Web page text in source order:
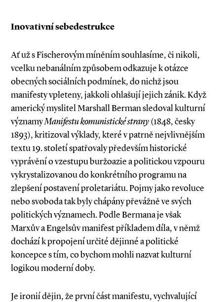
Inovativní sebedestrukce
Ať už s Fischerovým míněním souhlasíme, či nikoli,
vcelku nebanálním způsobem odkazuje k otázce
obecných sociálních podmínek, do nichž jsou
manifesty vpleteny, jakkoli ohlašují jejich zánik. Když
americký myslitel Mar­shall Berman sledoval kulturní
významyManifestu komunistické strany(1848, česky
1893), kritizoval výklady, které v patrně nejvlivnějším
textu 19. století spatřovaly především historické
vyprávění o vzestupu buržoazie a politickou vzpouru
vykrystalizovanou do konkrétního programu na
zlepšení postavení proletariátu. Pojmy jako revoluce
nebo svoboda tak byly chápány převážně ve svých
politických významech. Podle Bermana je však
Marxův a Engelsův manifest příkladem díla, v němž
dochází k propojení určité dějinné a politické
koncepce s tím, co bychom mohli nazvat kulturní
logikou moderní doby.
Je ironií dějin, že první část manifestu, vychvalující